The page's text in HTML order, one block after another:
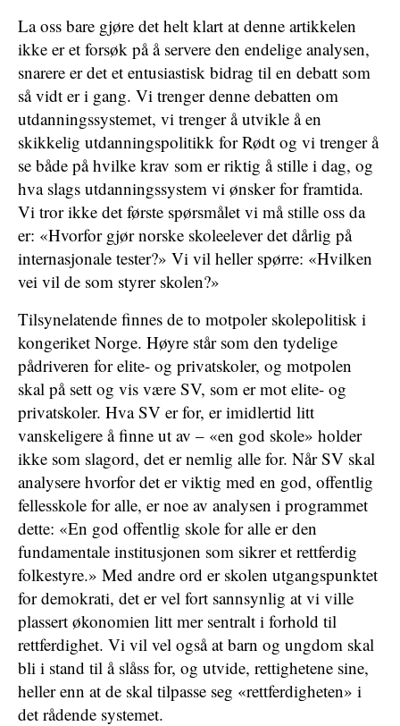
La oss bare gjøre det helt klart at denne artikkelen
ikke er et forsøk på å servere den endelige analysen,
snarere er det et entusiastisk bidrag til en debatt som
så vidt er i gang. Vi trenger denne debatten om
utdanningssystemet, vi trenger å utvikle å en
skikkelig utdanningspolitikk for Rødt og vi trenger å
se både på hvilke krav som er riktig å stille i dag, og
hva slags utdanningssystem vi ønsker for framtida.
Vi tror ikke det første spørsmålet vi må stille oss da
er: «Hvorfor gjør norske skoleelever det dårlig på
internasjonale tester?» Vi vil heller spørre: «Hvilken
vei vil de som styrer skolen?»
Tilsynelatende finnes de to motpoler skolepolitisk i
kongeriket Norge. Høyre står som den tydelige
pådriveren for elite- og privatskoler, og motpolen
skal på sett og vis være SV, som er mot elite- og
privatskoler. Hva SV er for, er imidlertid litt
vanskeligere å finne ut av – «en god skole» holder
ikke som slagord, det er nemlig alle for. Når SV skal
analysere hvorfor det er viktig med en god, offentlig
fellesskole for alle, er noe av analysen i programmet
dette: «En god offentlig skole for alle er den
fundamentale institusjonen som sikrer et rettferdig
folkestyre.» Med andre ord er skolen utgangspunktet
for demokrati, det er vel fort sannsynlig at vi ville
plassert økonomien litt mer sentralt i forhold til
rettferdighet. Vi vil vel også at barn og ungdom skal
bli i stand til å slåss for, og utvide, rettighetene sine,
heller enn at de skal tilpasse seg «rettferdigheten» i
det rådende systemet.